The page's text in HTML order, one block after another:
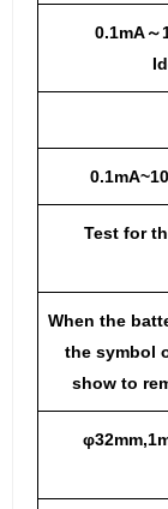
0.1mA～
Test for
When the
the symbol
show to